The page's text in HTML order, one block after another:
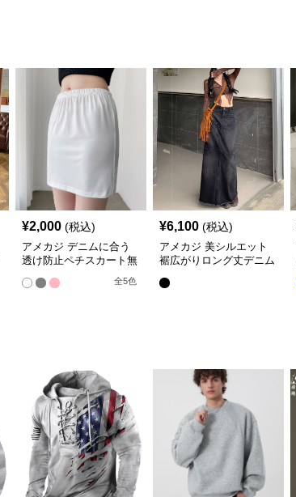
¥2,000 (税込)
アメカジ デニムに合う
透け防止ペチスカート無
全5色
¥6,100 (税込)
アメカジ 美シルエット
裾広がりロング丈デニム